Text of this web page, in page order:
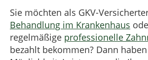
Sie möchten als GKV-
Behandlung im Krankenhaus
regelmäßige professionelle
bezahlt bekommen? Dann